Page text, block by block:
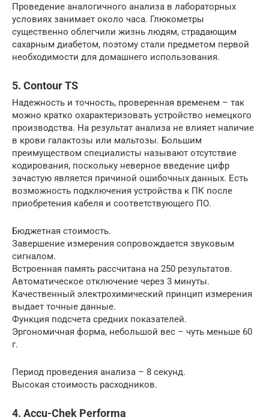
Проведение аналогичного анализа в лабораторных
условиях занимает около часа. Глюкометры
существенно облегчили жизнь людям, страдающим
сахарным диабетом, поэтому стали предметом первой
необходимости для домашнего использования.
5. Contour TS
Надежность и точность, проверенная временем – так
можно кратко охарактеризовать устройство немецкого
производства. На результат анализа не влияет наличие
в крови галактозы или мальтозы. Большим
преимуществом специалисты называют отсутствие
кодирования, поскольку неверное введение цифр
зачастую является причиной ошибочных данных. Есть
возможность подключения устройства к ПК после
приобретения кабеля и соответствующего ПО.
Бюджетная стоимость.
Завершение измерения сопровождается звуковым
сигналом.
Встроенная память рассчитана на 250 результатов.
Автоматическое отключение через 3 минуты.
Качественный электрохимический принцип измерения
выдает точные данные.
Функция подсчета средних показателей.
Эргономичная форма, небольшой вес – чуть меньше 60
г.
Период проведения анализа – 8 секунд.
Высокая стоимость расходников.
4. Accu-Chek Performa